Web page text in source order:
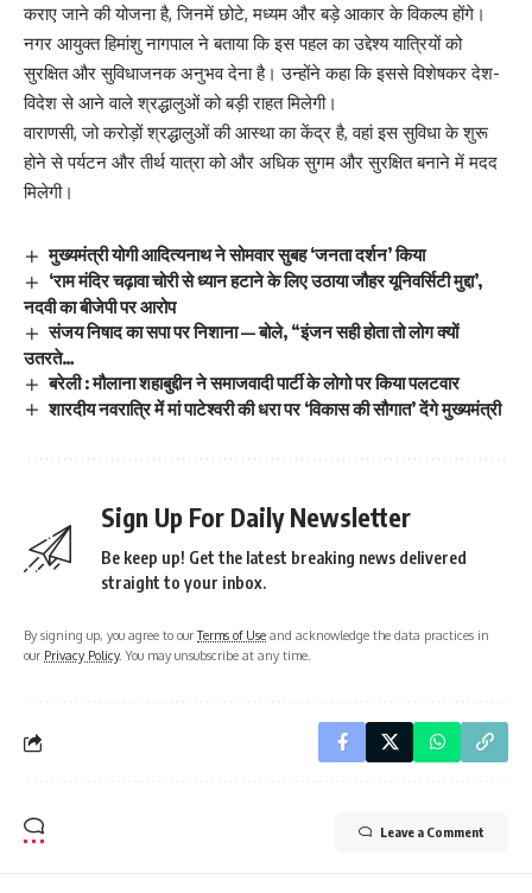
कराए जाने की योजना है, जिनमें छोटे, मध्यम और बड़े आकार के विकल्प होंगे।
नगर आयुक्त हिमांशु नागपाल ने बताया कि इस पहल का उद्देश्य यात्रियों को
सुरक्षित और सुविधाजनक अनुभव देना है। उन्होंने कहा कि इससे विशेषकर देश-
विदेश से आने वाले श्रद्धालुओं को बड़ी राहत मिलेगी।
वाराणसी, जो करोड़ों श्रद्धालुओं की आस्था का केंद्र है, वहां इस सुविधा के शुरू
होने से पर्यटन और तीर्थ यात्रा को और अधिक सुगम और सुरक्षित बनाने में मदद
मिलेगी।
मुख्यमंत्री योगी आदित्यनाथ ने सोमवार सुबह ‘जनता दर्शन’ किया
‘राम मंदिर चढ़ावा चोरी से ध्यान हटाने के लिए उठाया जौहर यूनिवर्सिटी मुद्दा’,
नदवी का बीजेपी पर आरोप
संजय निषाद का सपा पर निशाना — बोले, “इंजन सही होता तो लोग क्यों
उतरते…
बरेली : मौलाना शहाबुद्दीन ने समाजवादी पार्टी के लोगो पर किया पलटवार
शारदीय नवरात्रि में मां पाटेश्वरी की धरा पर ‘विकास की सौगात’ देंगे मुख्यमंत्री
Sign Up For Daily Newsletter
Be keep up! Get the latest breaking news delivered
straight to your inbox.
By signing up, you agree to ourTerms of Use and acknowledge the data practices in
our Privacy Policy. You may unsubscribe at any time.
Leave a Comment